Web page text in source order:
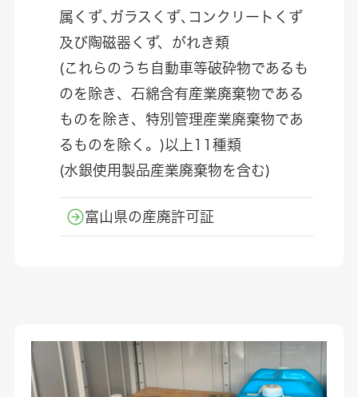
属くず､ガラスくず､コンクリートくず
及び陶磁器くず、がれき類
(これらのうち自動車等破砕物であるも
のを除き、石綿含有産業廃棄物である
ものを除き、特別管理産業廃棄物であ
るものを除く。)以上11種類
(水銀使用製品産業廃棄物を含む)
富山県の産廃許可証